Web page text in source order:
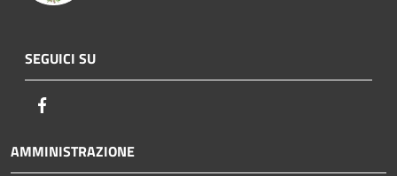
SEGUICI SU
AMMINISTRAZIONE